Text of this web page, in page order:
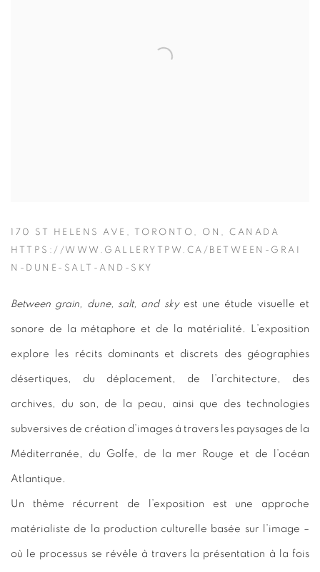
170 ST HELENS AVE, TORONTO, ON, CANADA
HTTPS://WWW.GALLERYTPW.CA/BETWEEN-GRAI
N-DUNE-SALT-AND-SKY
Between grain, dune, salt, and skyest une étude visuelle et
sonore de la métaphore et de la matérialité. L’exposition
explore les récits dominants et discrets des géographies
désertiques, du déplacement, de l’architecture, des
archives, du son, de la peau, ainsi que des technologies
subversives de création d’images à travers les paysages de la
Méditerranée, du Golfe, de la mer Rouge et de l’océan
Atlantique.
Un thème récurrent de l’exposition est une approche
matérialiste de la production culturelle basée sur l’image –
où le processus se révèle à travers la présentation à la fois